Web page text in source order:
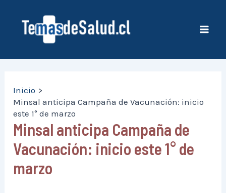
contenido
Inicio
Minsal anticipa Campaña de Vacunación: inicio
este 1° de marzo
Minsal anticipa Campaña de
Vacunación: inicio este 1° de
marzo